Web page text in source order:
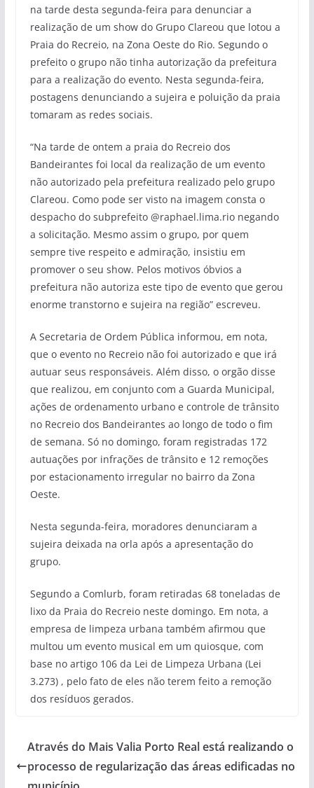
na tarde desta segunda-feira para denunciar a
realização de um show do Grupo Clareou que lotou a
Praia do Recreio, na Zona Oeste do Rio. Segundo o
prefeito o grupo não tinha autorização da prefeitura
para a realização do evento. Nesta segunda-feira,
postagens denunciando a sujeira e poluição da praia
tomaram as redes sociais.
“Na tarde de ontem a praia do Recreio dos
Bandeirantes foi local da realização de um evento
não autorizado pela prefeitura realizado pelo grupo
Clareou. Como pode ser visto na imagem consta o
despacho do subprefeito @raphael.lima.rio negando
a solicitação. Mesmo assim o grupo, por quem
sempre tive respeito e admiração, insistiu em
promover o seu show. Pelos motivos óbvios a
prefeitura não autoriza este tipo de evento que gerou
enorme transtorno e sujeira na região” escreveu.
A Secretaria de Ordem Pública informou, em nota,
que o evento no Recreio não foi autorizado e que irá
autuar seus responsáveis. Além disso, o orgão disse
que realizou, em conjunto com a Guarda Municipal,
ações de ordenamento urbano e controle de trânsito
no Recreio dos Bandeirantes ao longo de todo o fim
de semana. Só no domingo, foram registradas 172
autuações por infrações de trânsito e 12 remoções
por estacionamento irregular no bairro da Zona
Oeste.
Nesta segunda-feira, moradores denunciaram a
sujeira deixada na orla após a apresentação do
grupo.
Segundo a Comlurb, foram retiradas 68 toneladas de
lixo da Praia do Recreio neste domingo. Em nota, a
empresa de limpeza urbana também afirmou que
multou um evento musical em um quiosque, com
base no artigo 106 da Lei de Limpeza Urbana (Lei
3.273) , pelo fato de eles não terem feito a remoção
dos resíduos gerados.
Através do Mais Valia Porto Real está realizando o
processo de regularização das áreas edificadas no